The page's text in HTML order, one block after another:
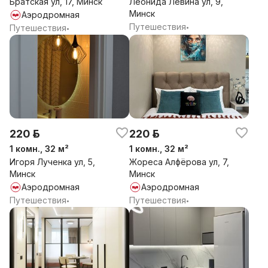
вечеринок! Квартира для комфортного проживания, а
не проведения мероприятий!
Аэродромная
Путешествия•
Минск
Путешествия•
220 р.
1 комн., 32 м²
Игоря Лученка ул, 5,
Минск
Аэродромная
Путешествия•
220 р.
1 комн., 32 м²
Жореса Алфёрова ул, 7,
Минск
Аэродромная
Путешествия•